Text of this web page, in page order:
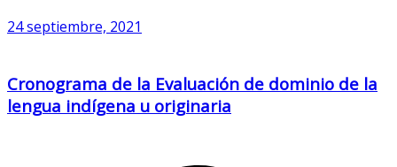
24 septiembre, 2021
Cronograma de la Evaluación de dominio de la
lengua indígena u originaria